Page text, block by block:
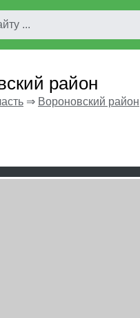
район
⇒ Вороновский район